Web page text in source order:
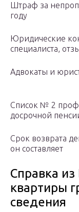
Штраф за
году
Юридические
специалиста,
Адвокаты и
Список № 2
досрочной
Срок возврата
он составляет
Справка
квартиры
сведения